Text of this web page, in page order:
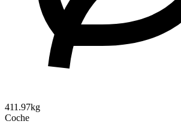
411.97kg
Coche